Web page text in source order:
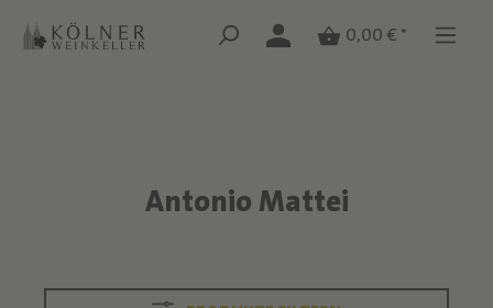
Zum Hauptinhalt springen
Zum Hauptinhalt springen
0,00 € *
Text überspringenAntonio Mattei